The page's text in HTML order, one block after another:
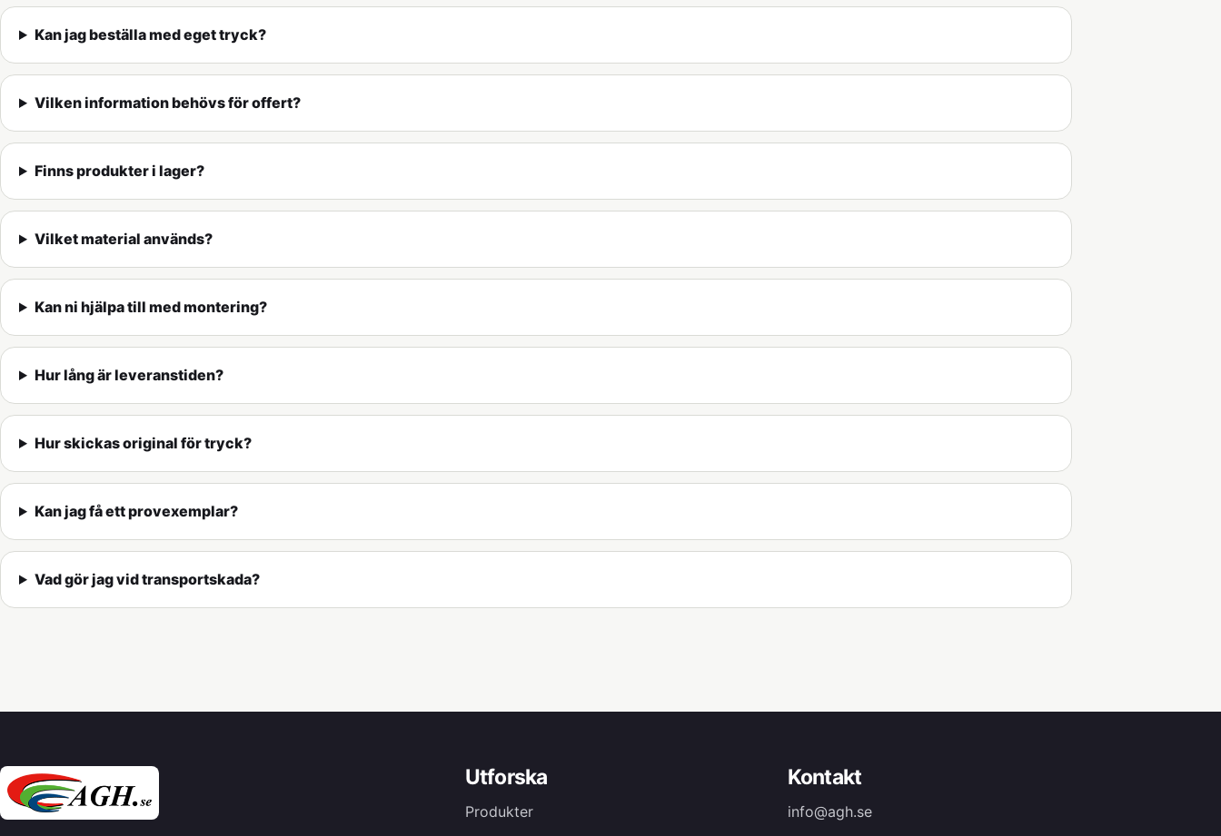
Kan jag beställa med eget tryck?
Vilken information behövs för offert?
Finns produkter i lager?
Vilket material används?
Kan ni hjälpa till med montering?
Hur lång är leveranstiden?
Hur skickas original för tryck?
Kan jag få ett provexemplar?
Vad gör jag vid transportskada?
Utforska
Produkter
Kontakt
info@agh.se